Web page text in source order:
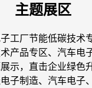
主题展区
工厂节能低碳技术
产品专区、汽车电
示，直击企业绿色
子制造、汽车电子